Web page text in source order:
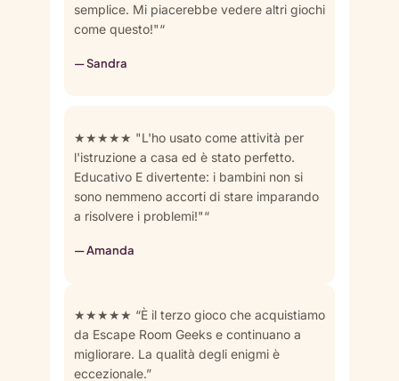
semplice. Mi piacerebbe vedere altri giochi
come questo!"“
— Sandra
★★★★★ "L'ho usato come attività per
l'istruzione a casa ed è stato perfetto.
Educativo E divertente: i bambini non si
sono nemmeno accorti di stare imparando
a risolvere i problemi!"“
— Amanda
★★★★★ “È il terzo gioco che acquistiamo
da Escape Room Geeks e continuano a
migliorare. La qualità degli enigmi è
eccezionale.”